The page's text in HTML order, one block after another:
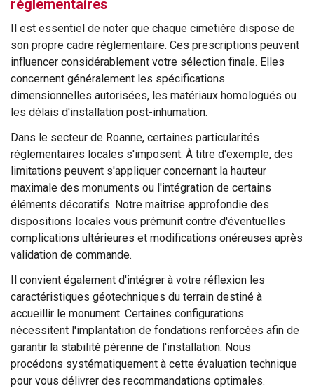
réglementaires
Il est essentiel de noter que chaque cimetière dispose de
son propre cadre réglementaire. Ces prescriptions peuvent
influencer considérablement votre sélection finale. Elles
concernent généralement les spécifications
dimensionnelles autorisées, les matériaux homologués ou
les délais d'installation post-inhumation.
Dans le secteur de Roanne, certaines particularités
réglementaires locales s'imposent. À titre d'exemple, des
limitations peuvent s'appliquer concernant la hauteur
maximale des monuments ou l'intégration de certains
éléments décoratifs. Notre maîtrise approfondie des
dispositions locales vous prémunit contre d'éventuelles
complications ultérieures et modifications onéreuses après
validation de commande.
Il convient également d'intégrer à votre réflexion les
caractéristiques géotechniques du terrain destiné à
accueillir le monument. Certaines configurations
nécessitent l'implantation de fondations renforcées afin de
garantir la stabilité pérenne de l'installation. Nous
procédons systématiquement à cette évaluation technique
pour vous délivrer des recommandations optimales.